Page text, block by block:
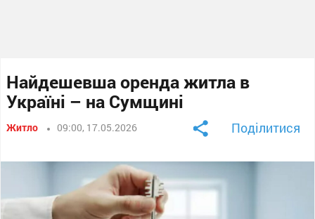
Найдешевша оренда житла в
Україні – на Сумщині
Житло 09:00, 17.05.2026 Поділитися